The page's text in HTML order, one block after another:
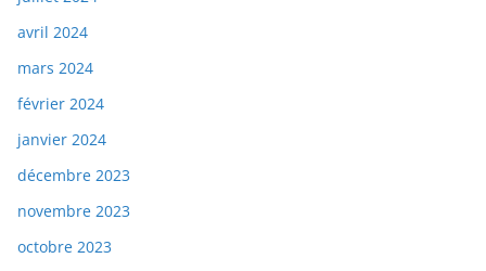
avril 2024
mars 2024
février 2024
janvier 2024
décembre 2023
novembre 2023
octobre 2023